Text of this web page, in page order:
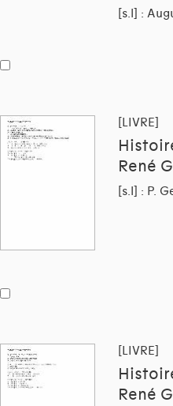
[s.l] :
[LIVRE]
René
[s.l] : P.
[LIVRE]
René